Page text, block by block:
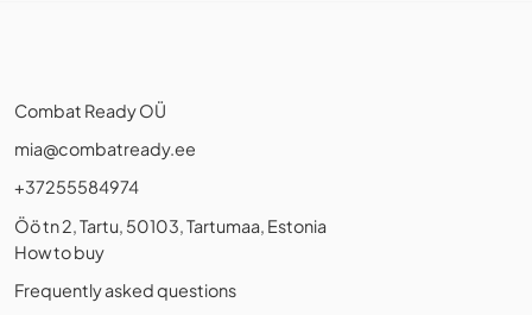
Combat Ready OÜ
mia@combatready.ee
+37255584974
Öö tn 2, Tartu, 50103, Tartumaa, Estonia
How to buy
Frequently asked questions